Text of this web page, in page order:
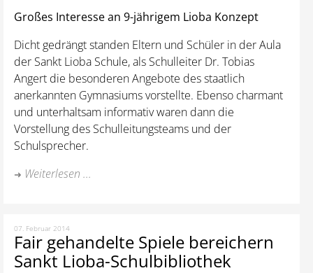
Großes Interesse an 9-jährigem Lioba Konzept
Dicht gedrängt standen Eltern und Schüler in der Aula
der Sankt Lioba Schule, als Schulleiter Dr. Tobias
Angert die besonderen Angebote des staatlich
anerkannten Gymnasiums vorstellte. Ebenso charmant
und unterhaltsam informativ waren dann die
Vorstellung des Schulleitungsteams und der
Schulsprecher.
Weiterlesen ...
07. Februar 2014
Fair gehandelte Spiele bereichern
Sankt Lioba-Schulbibliothek